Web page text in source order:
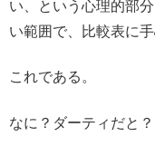
い、という心理的部
い範囲で、比較表に手
これである。
なに？ダーティだと？